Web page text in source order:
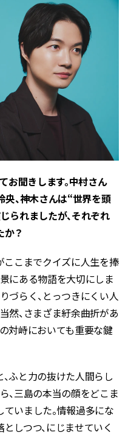
お聞きします。中村さん
、神木さんは“世界を頭
られましたが、それぞれ
？
ここまでクイズに人生を捧
にある物語を大切にしま
づらく、とっつきにくい人
然、さまざま紆余曲折があ
対峙においても重要な鍵
ふと力の抜けた人間らし
、三島の本当の顔をどこま
いました。情報過多にな
しつつ、にじませていく